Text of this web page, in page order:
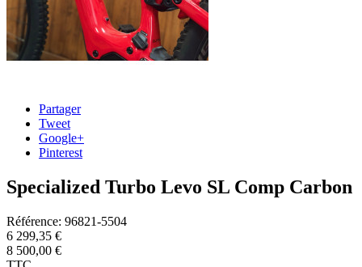
Partager
Tweet
Google+
Pinterest
Specialized Turbo Levo SL Comp Carbon
Référence: 96821-5504
6 299,35 €
8 500,00 €